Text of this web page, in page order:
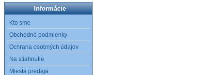
Informácie
Kto sme
Obchodné podmienky
Ochrana osobných údajov
Na stiahnutie
Miesta predaja